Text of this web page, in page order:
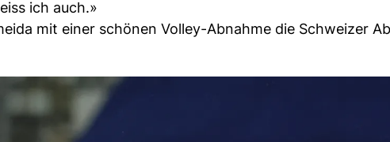
ich auch.»
mit einer schönen Volley-Abnahme die Schweizer